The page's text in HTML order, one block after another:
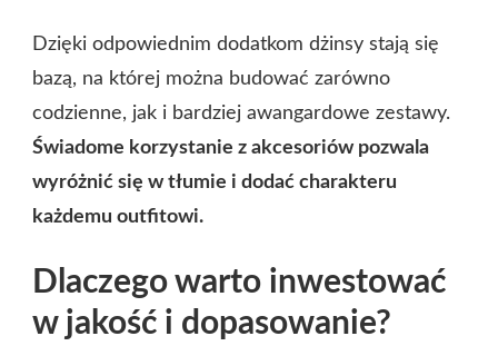
Dzięki odpowiednim dodatkom dżinsy stają się
bazą, na której można budować zarówno
codzienne, jak i bardziej awangardowe zestawy.
Świadome korzystanie z akcesoriów pozwala
wyróżnić się w tłumie i dodać charakteru
każdemu outfitowi.
Dlaczego warto inwestować
w jakość i dopasowanie?